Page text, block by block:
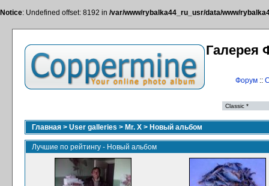
Notice: Undefined offset: 8192 in /var/www/rybalka44_ru_usr/data/www/
Галерея
Форум::
Главная > User galleries > Mr. X > Новый альбом
Лучшие по рейтингу - Новый альбом